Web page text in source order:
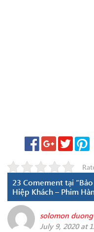
23 Comement tại
Hiệp Khách – Phim
solomon duong
July 9, 2020 at